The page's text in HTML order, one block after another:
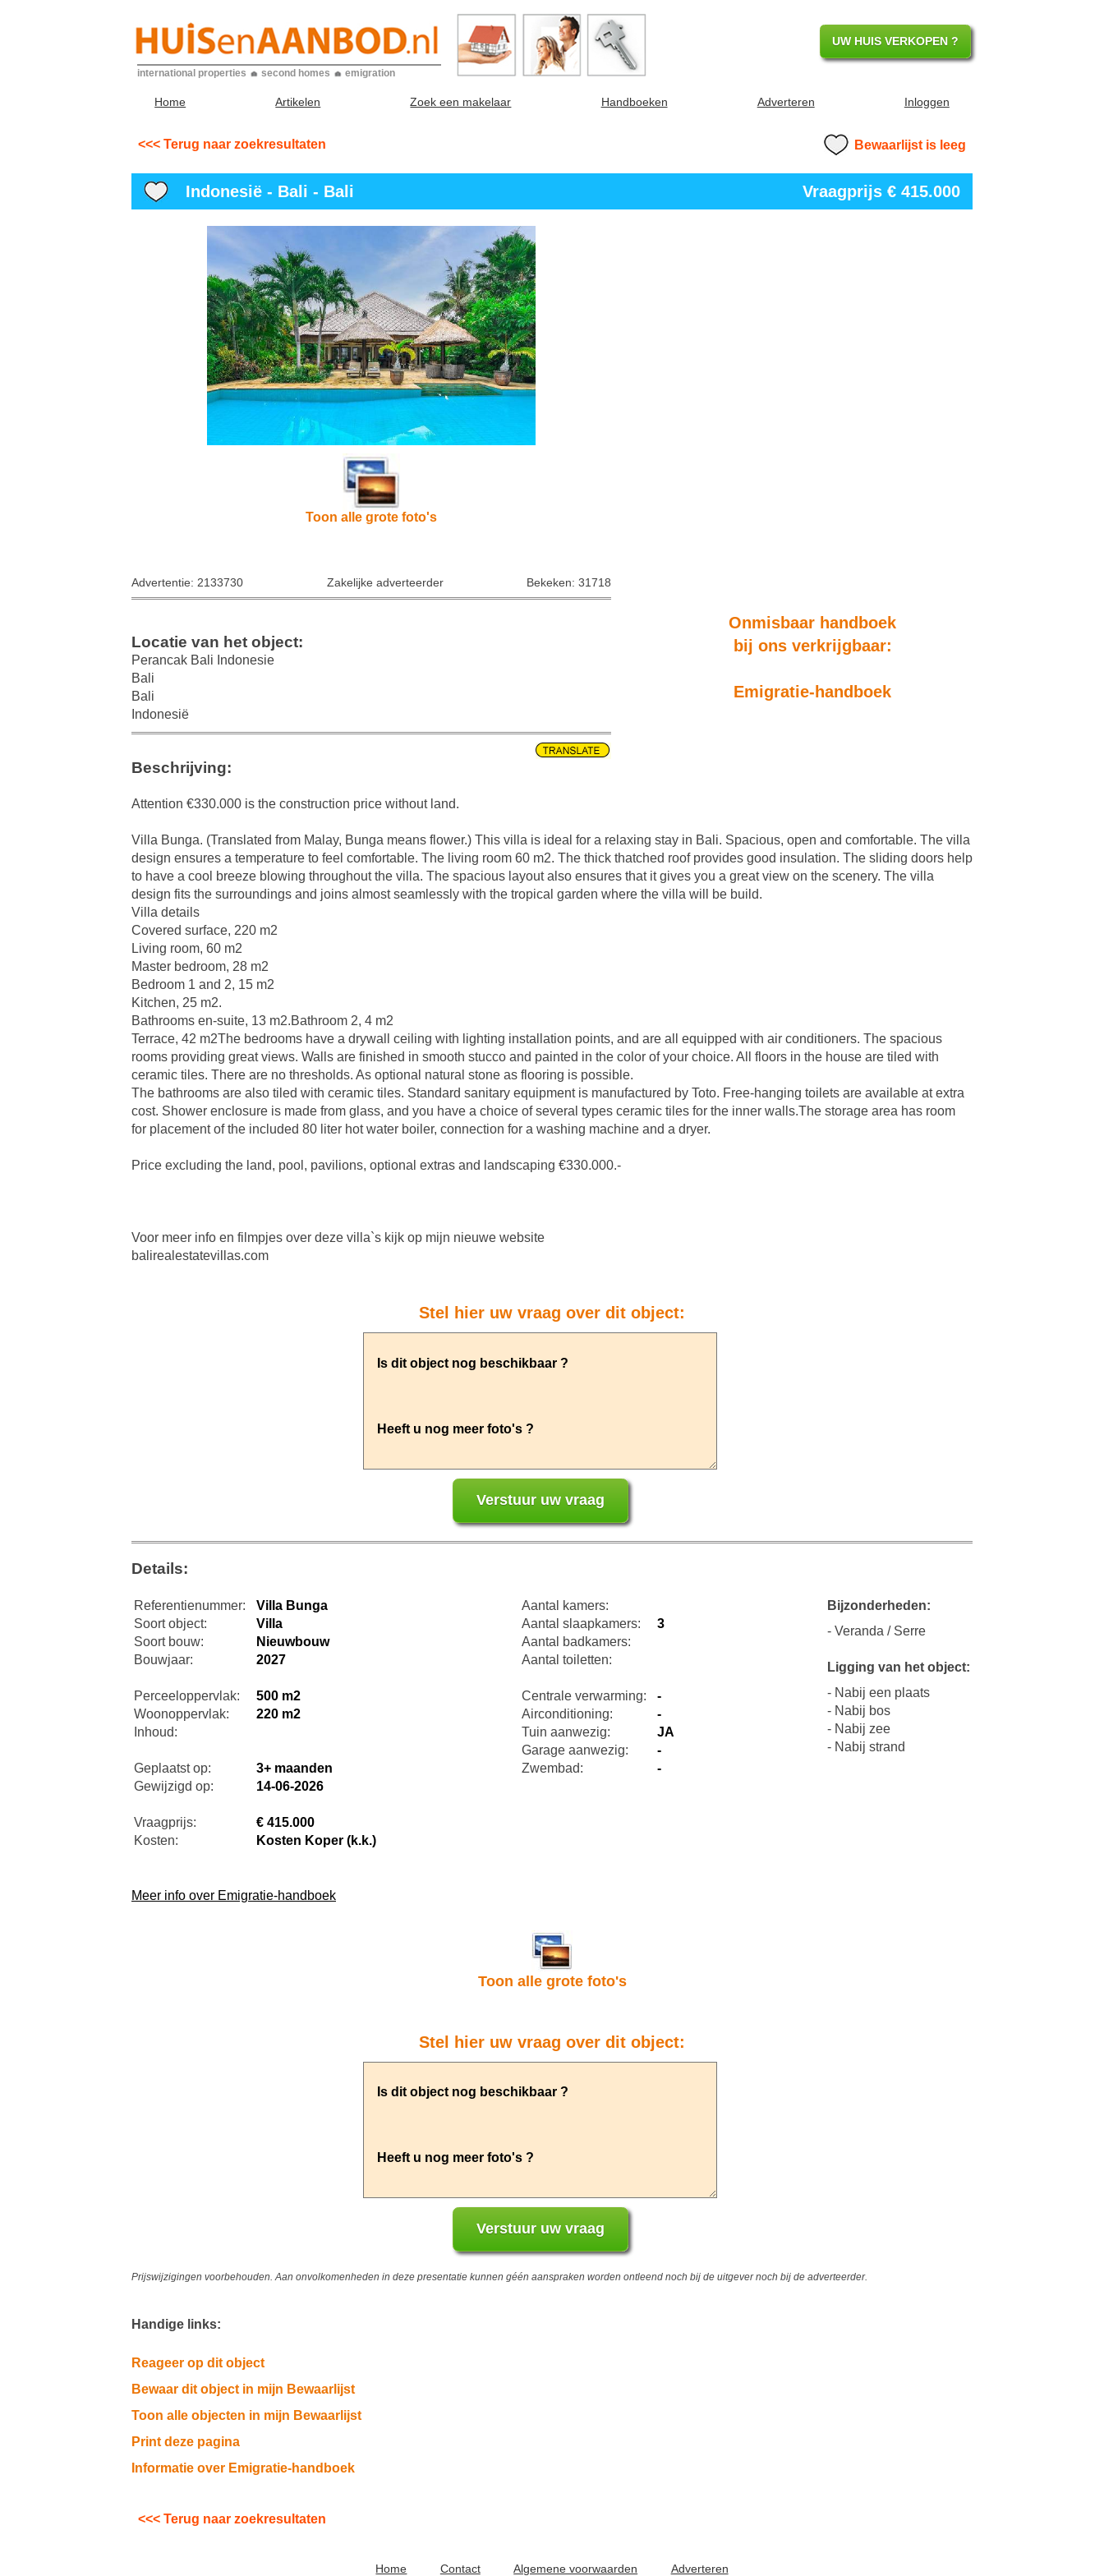
international properties second homes emigration
UW HUIS VERKOPEN ?
Home Artikelen Zoek een makelaar Handboeken Adverteren Inloggen
<<< Terug naar zoekresultaten Bewaarlijst is leeg
Indonesië - Bali - Bali Vraagprijs € 415.000
Toon alle grote foto's
Advertentie: 2133730 Zakelijke adverteerder Bekeken: 31718
Onmisbaar handboek
bij ons verkrijgbaar:
Emigratie-handboek
Locatie van het object:
Perancak Bali Indonesie
Bali
Bali
Indonesië
Beschrijving:
Attention €330.000 is the construction price without land.
Villa Bunga. (Translated from Malay, Bunga means flower.) This villa is ideal for a relaxing stay in Bali. Spacious, open and comfortable. The villa
design ensures a temperature to feel comfortable. The living room 60 m2. The thick thatched roof provides good insulation. The sliding doors help
to have a cool breeze blowing throughout the villa. The spacious layout also ensures that it gives you a great view on the scenery. The villa
design fits the surroundings and joins almost seamlessly with the tropical garden where the villa will be build.
Villa details
Covered surface, 220 m2
Living room, 60 m2
Master bedroom, 28 m2
Bedroom 1 and 2, 15 m2
Kitchen, 25 m2.
Bathrooms en-suite, 13 m2.Bathroom 2, 4 m2
Terrace, 42 m2The bedrooms have a drywall ceiling with lighting installation points, and are all equipped with air conditioners. The spacious
rooms providing great views. Walls are finished in smooth stucco and painted in the color of your choice. All floors in the house are tiled with
ceramic tiles. There are no thresholds. As optional natural stone as flooring is possible.
The bathrooms are also tiled with ceramic tiles. Standard sanitary equipment is manufactured by Toto. Free-hanging toilets are available at extra
cost. Shower enclosure is made from glass, and you have a choice of several types ceramic tiles for the inner walls.The storage area has room
for placement of the included 80 liter hot water boiler, connection for a washing machine and a dryer.
Price excluding the land, pool, pavilions, optional extras and landscaping €330.000.-
Voor meer info en filmpjes over deze villa`s kijk op mijn nieuwe website
balirealestatevillas.com
Stel hier uw vraag over dit object:
Details:
Referentienummer:
Villa Bunga
Soort object:
Villa
Soort bouw:
Nieuwbouw
Bouwjaar:
2027
Perceeloppervlak:
500 m2
Woonoppervlak:
220 m2
Inhoud:
Geplaatst op:
3+ maanden
Gewijzigd op:
14-06-2026
Vraagprijs:
€ 415.000
Kosten:
Kosten Koper (k.k.)
Aantal kamers:
Aantal slaapkamers:
3
Aantal badkamers:
Aantal toiletten:
Centrale verwarming:
-
Airconditioning:
-
Tuin aanwezig:
JA
Garage aanwezig:
-
Zwembad:
-
Bijzonderheden:
- Veranda / Serre
Ligging van het object:
- Nabij een plaats
- Nabij bos
- Nabij zee
- Nabij strand
Meer info over Emigratie-handboek
Toon alle grote foto's
Stel hier uw vraag over dit object:
Prijswijzigingen voorbehouden. Aan onvolkomenheden in deze presentatie kunnen géén aanspraken worden ontleend noch bij de uitgever noch bij de adverteerder.
Handige links:
Reageer op dit object
Bewaar dit object in mijn Bewaarlijst
Toon alle objecten in mijn Bewaarlijst
Print deze pagina
Informatie over Emigratie-handboek
<<< Terug naar zoekresultaten
Home Contact Algemene voorwaarden Adverteren